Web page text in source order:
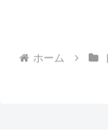
ホーム